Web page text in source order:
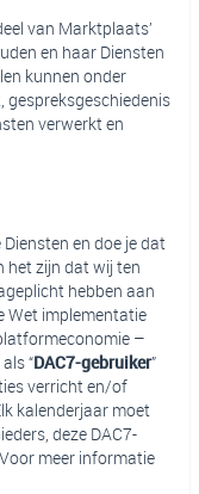
van Marktplaats’
en haar Diensten
kunnen onder
gespreksgeschiedenis
verwerkt en
en doe je dat
het zijn dat wij ten
hebben aan
Wet implementatie
–
“DAC7-gebruiker”
verricht en/of
kalenderjaar moet
deze DAC7-
meer informatie